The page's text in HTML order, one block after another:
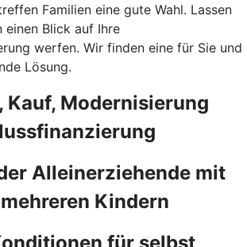
Familien eine gute Wahl. Lassen
einen Blick auf Ihre
werfen. Wir finden eine für Sie und
Lösung.
Kauf, Modernisierung
Alleinerziehende mit
Kindern